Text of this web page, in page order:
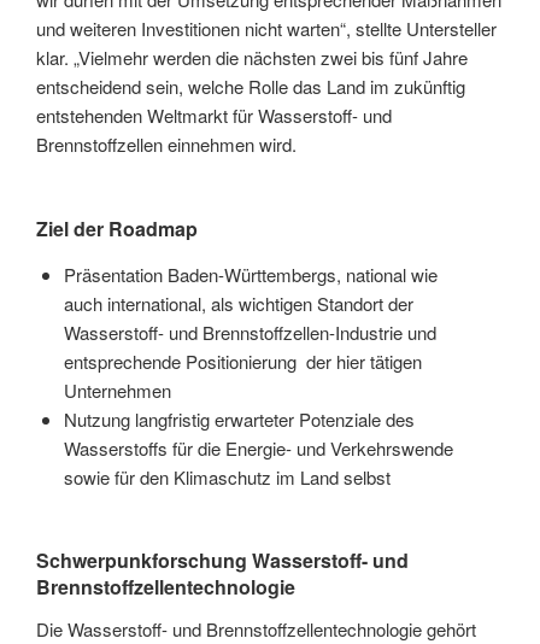
und weiteren Investitionen nicht warten“, stellte Untersteller
klar. „Vielmehr werden die nächsten zwei bis fünf Jahre
entscheidend sein, welche Rolle das Land im zukünftig
entstehenden Weltmarkt für Wasserstoff- und
Brennstoffzellen einnehmen wird.
Ziel der Roadmap
Präsentation Baden-Württembergs, national wie
auch international, als wichtigen Standort der
Wasserstoff- und Brennstoffzellen-Industrie und
entsprechende Positionierung der hier tätigen
Unternehmen
Nutzung langfristig erwarteter Potenziale des
Wasserstoffs für die Energie- und Verkehrswende
sowie für den Klimaschutz im Land selbst
Schwerpunkforschung Wasserstoff- und
Brennstoffzellentechnologie
Die Wasserstoff- und Brennstoffzellentechnologie gehört